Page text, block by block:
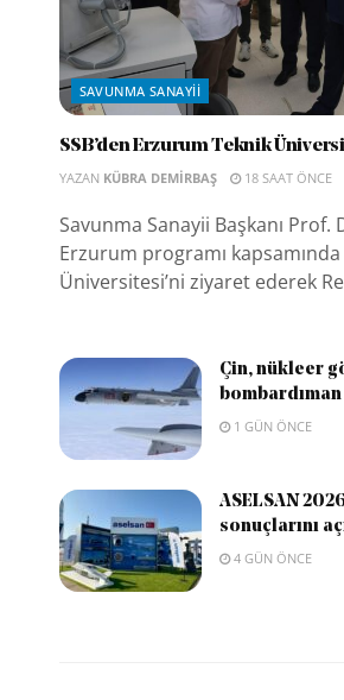
SAVUNMA SANAYII
SSB’den Erzurum Teknik
YAZAN KÜBRA DEMIRBAŞ 18 SAAT ÖNCE
Savunma Sanayii Başkanı Prof.
Erzurum programı
Üniversitesi’ni ziyaret ederek
Çin, nükleer
bombardıman
1 GÜN ÖNCE
ASELSAN
sonuçlarını
4 GÜN ÖNCE